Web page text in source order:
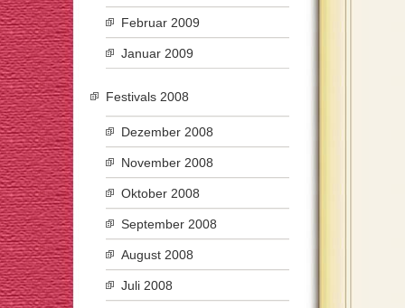
Februar 2009
Januar 2009
Festivals 2008
Dezember 2008
November 2008
Oktober 2008
September 2008
August 2008
Juli 2008